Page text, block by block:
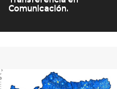
Comunicación.